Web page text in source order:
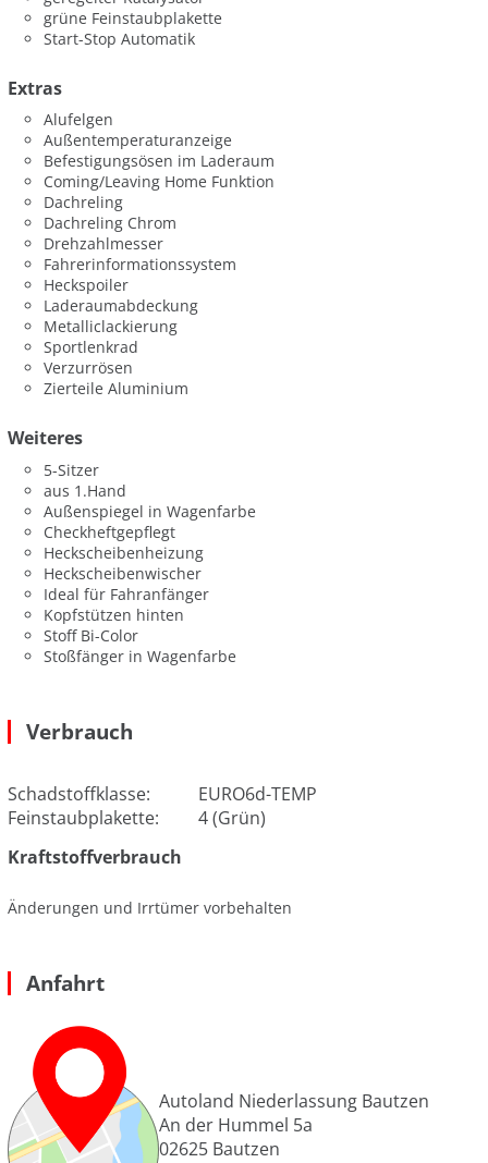
grüne Feinstaubplakette
Start-Stop Automatik
Extras
Alufelgen
Außentemperaturanzeige
Befestigungsösen im Laderaum
Coming/Leaving Home Funktion
Dachreling
Dachreling Chrom
Drehzahlmesser
Fahrerinformationssystem
Heckspoiler
Laderaumabdeckung
Metalliclackierung
Sportlenkrad
Verzurrösen
Zierteile Aluminium
Weiteres
5-Sitzer
aus 1.Hand
Außenspiegel in Wagenfarbe
Checkheftgepflegt
Heckscheibenheizung
Heckscheibenwischer
Ideal für Fahranfänger
Kopfstützen hinten
Stoff Bi-Color
Stoßfänger in Wagenfarbe
Verbrauch
Schadstoffklasse:
EURO6d-TEMP
Feinstaubplakette:
4 (Grün)
Kraftstoffverbrauch
Änderungen und Irrtümer vorbehalten
Anfahrt
Autoland Niederlassung Bautzen
An der Hummel 5a
02625 Bautzen